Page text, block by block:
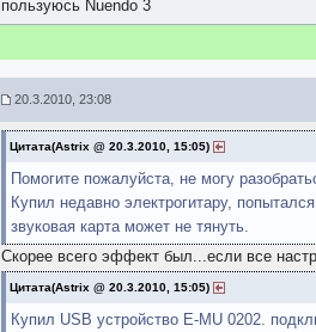
пользуюсь Nuendo 3
20.3.2010, 23:08
Цитата(Astrix @ 20.3.2010, 15:05)
Помогите пожалуйста, не могу
Купил недавно электрогитару,
звуковая карта может не тянуть.
Скорее всего эффект был...если все
Цитата(Astrix @ 20.3.2010, 15:05)
Купил USB устройство E-MU 0202.